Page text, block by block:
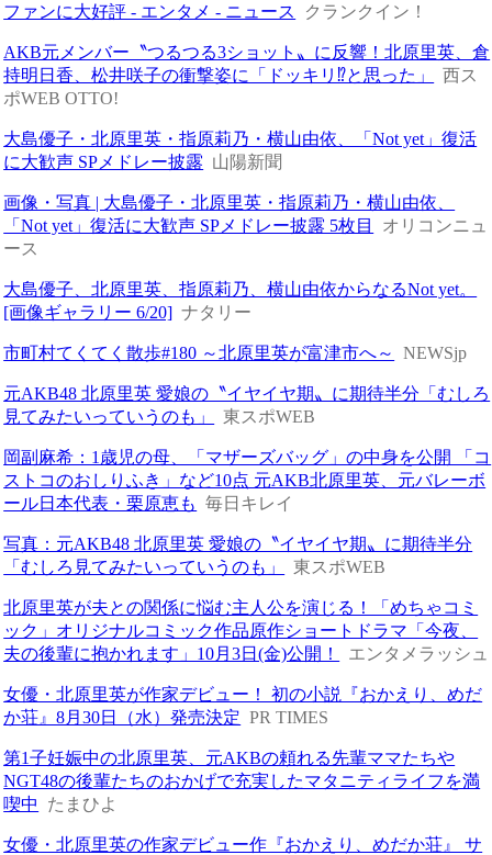
ファンに大好評 - エンタメ - ニュース
クランクイン！
AKB元メンバー〝つるつる3ショット〟に反響！北原里英、倉
持明日香、松井咲子の衝撃姿に「ドッキリ⁉と思った」
西ス
ポWEB OTTO!
大島優子・北原里英・指原莉乃・横山由依、「Not yet」復活
に大歓声 SPメドレー披露 山陽新聞
画像・写真 | 大島優子・北原里英・指原莉乃・横山由依、
「Not yet」復活に大歓声 SPメドレー披露 5枚目
オリコンニュ
ース
大島優子、北原里英、指原莉乃、横山由依からなるNot yet。
[画像ギャラリー 6/20] ナタリー
市町村てくてく散歩#180 ～北原里英が富津市へ～ NEWSjp
元AKB48 北原里英 愛娘の〝イヤイヤ期〟に期待半分「むしろ
見てみたいっていうのも」
東スポWEB
岡副麻希：1歳児の母、「マザーズバッグ」の中身を公開 「コ
ストコのおしりふき」など10点 元AKB北原里英、元バレーボ
ール日本代表・栗原恵も 毎日キレイ
写真：元AKB48 北原里英 愛娘の〝イヤイヤ期〟に期待半分
「むしろ見てみたいっていうのも」
東スポWEB
北原里英が夫との関係に悩む主人公を演じる！「めちゃコミ
ック」オリジナルコミック作品原作ショートドラマ「今夜、
夫の後輩に抱かれます」10月3日(金)公開！
エンタメラッシュ
女優・北原里英が作家デビュー！ 初の小説『おかえり、めだ
か荘』8月30日（水）発売決定 PR TIMES
第1子妊娠中の北原里英、元AKBの頼れる先輩ママたちや
NGT48の後輩たちのおかげで充実したマタニティライフを満
喫中
たまひよ
女優・北原里英の作家デビュー作『おかえり、めだか荘』 サ